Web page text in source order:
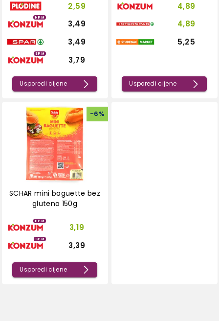
2,59
HPM
3,49
3,49
SPM
3,79
Usporedi cijene
4,89
4,89
5,25
Usporedi cijene
-6%
SCHAR mini baguette bez
glutena 150g
HPM
3,19
SPM
3,39
Usporedi cijene